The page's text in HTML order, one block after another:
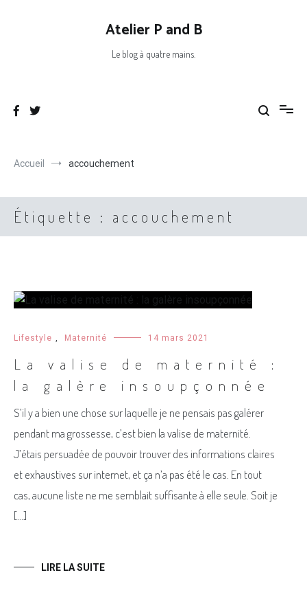
Atelier P and B
Le blog à quatre mains.
Accueil accouchement
Étiquette : accouchement
Lifestyle , Maternité 14 mars 2021
La valise de maternité :
la galère insoupçonnée
S’il y a bien une chose sur laquelle je ne pensais pas galérer
pendant ma grossesse, c’est bien la valise de maternité.
J’étais persuadée de pouvoir trouver des informations claires
et exhaustives sur internet, et ça n’a pas été le cas. En tout
cas, aucune liste ne me semblait suffisante à elle seule. Soit je
[…]
LIRE LA SUITE